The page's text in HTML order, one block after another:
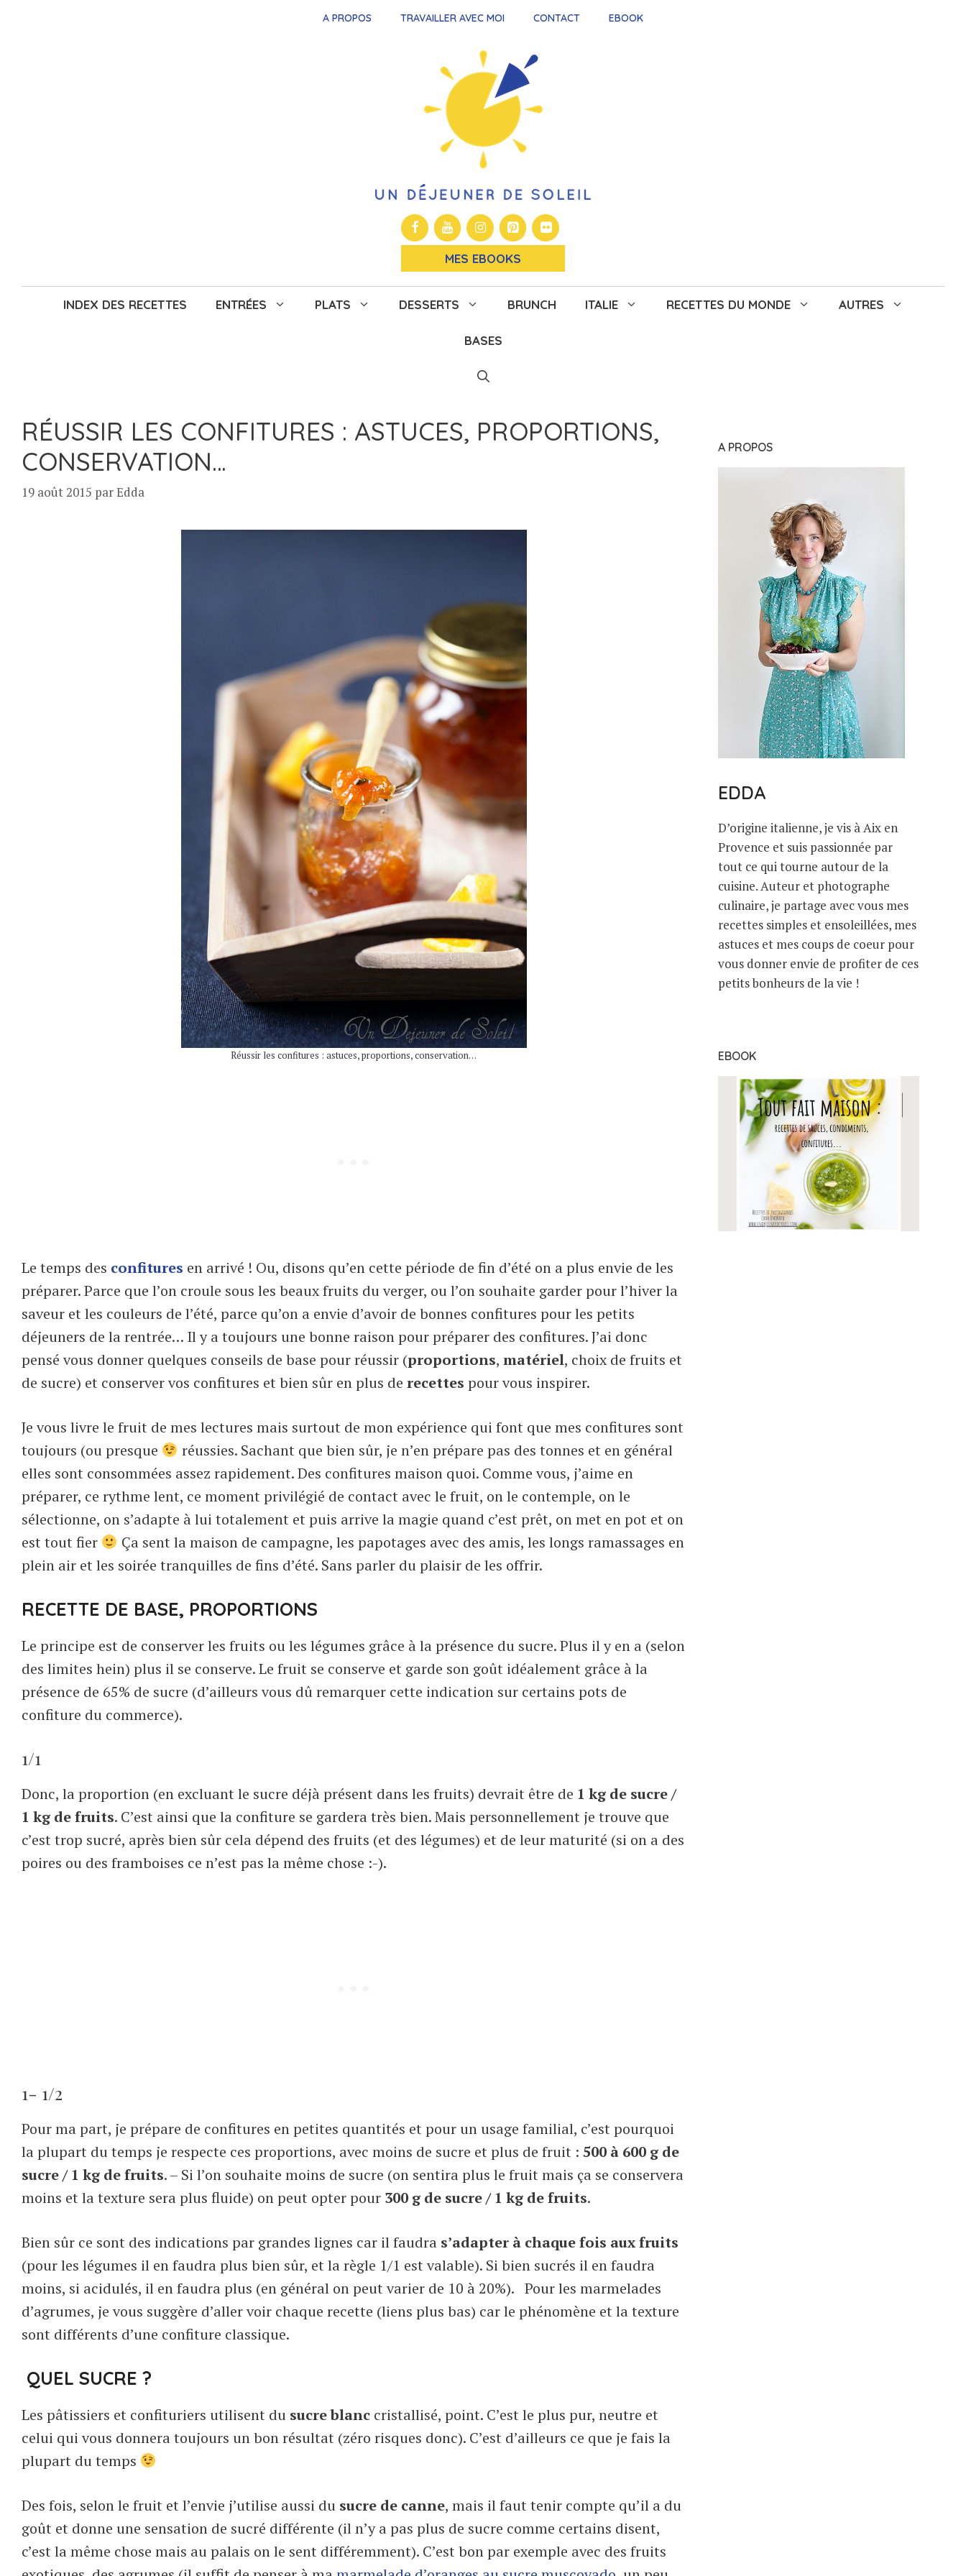
A PROPOS TRAVAILLER AVEC MOI CONTACT EBOOK
MES EBOOKS
INDEX DES RECETTES ENTRÉES PLATS DESSERTS BRUNCH ITALIE RECETTES DU MONDE AUTRES
BASES
RÉUSSIR LES CONFITURES : ASTUCES, PROPORTIONS,
CONSERVATION…
19 août 2015 parEdda
Réussir les confitures : astuces, proportions, conservation…
Le temps des confitures en arrivé ! Ou, disons qu’en cette période de fin d’été on a plus envie de les
préparer. Parce que l’on croule sous les beaux fruits du verger, ou l’on souhaite garder pour l’hiver la
saveur et les couleurs de l’été, parce qu’on a envie d’avoir de bonnes confitures pour les petits
déjeuners de la rentrée… Il y a toujours une bonne raison pour préparer des confitures. J’ai donc
pensé vous donner quelques conseils de base pour réussir (proportions, matériel, choix de fruits et
de sucre) et conserver vos confitures et bien sûr en plus de recettes pour vous inspirer.
Je vous livre le fruit de mes lectures mais surtout de mon expérience qui font que mes confitures sont
toujours (ou presque
réussies. Sachant que bien sûr, je n’en prépare pas des tonnes et en général
elles sont consommées assez rapidement. Des confitures maison quoi. Comme vous, j’aime en
préparer, ce rythme lent, ce moment privilégié de contact avec le fruit, on le contemple, on le
sélectionne, on s’adapte à lui totalement et puis arrive la magie quand c’est prêt, on met en pot et on
est tout fier
Ça sent la maison de campagne, les papotages avec des amis, les longs ramassages en
plein air et les soirée tranquilles de fins d’été. Sans parler du plaisir de les offrir.
RECETTE DE BASE, PROPORTIONS
Le principe est de conserver les fruits ou les légumes grâce à la présence du sucre. Plus il y en a (selon
des limites hein) plus il se conserve. Le fruit se conserve et garde son goût idéalement grâce à la
présence de 65% de sucre (d’ailleurs vous dû remarquer cette indication sur certains pots de
confiture du commerce).
1/1
Donc, la proportion (en excluant le sucre déjà présent dans les fruits) devrait être de 1 kg de sucre /
1 kg de fruits. C’est ainsi que la confiture se gardera très bien. Mais personnellement je trouve que
c’est trop sucré, après bien sûr cela dépend des fruits (et des légumes) et de leur maturité (si on a des
poires ou des framboises ce n’est pas la même chose :-).
1- 1/2
Pour ma part, je prépare de confitures en petites quantités et pour un usage familial, c’est pourquoi
la plupart du temps je respecte ces proportions, avec moins de sucre et plus de fruit : 500 à 600 g de
sucre / 1 kg de fruits. – Si l’on souhaite moins de sucre (on sentira plus le fruit mais ça se conservera
moins et la texture sera plus fluide) on peut opter pour 300 g de sucre / 1 kg de fruits.
Bien sûr ce sont des indications par grandes lignes car il faudra s’adapter à chaque fois aux fruits
(pour les légumes il en faudra plus bien sûr, et la règle 1/1 est valable). Si bien sucrés il en faudra
moins, si acidulés, il en faudra plus (en général on peut varier de 10 à 20%). Pour les marmelades
d’agrumes, je vous suggère d’aller voir chaque recette (liens plus bas) car le phénomène et la texture
sont différents d’une confiture classique.
QUEL SUCRE ?
Les pâtissiers et confituriers utilisent du sucre blanc cristallisé, point. C’est le plus pur, neutre et
celui qui vous donnera toujours un bon résultat (zéro risques donc). C’est d’ailleurs ce que je fais la
plupart du temps
Des fois, selon le fruit et l’envie j’utilise aussi du sucre de canne, mais il faut tenir compte qu’il a du
goût et donne une sensation de sucré différente (il n’y a pas plus de sucre comme certains disent,
c’est la même chose mais au palais on le sent différemment). C’est bon par exemple avec des fruits
A PROPOS
EDDA
D’origine italienne, je vis à Aix en
Provence et suis passionnée par
tout ce qui tourne autour de la
cuisine. Auteur et photographe
culinaire, je partage avec vous mes
recettes simples et ensoleillées, mes
astuces et mes coups de coeur pour
vous donner envie de profiter de ces
petits bonheurs de la vie !
EBOOK